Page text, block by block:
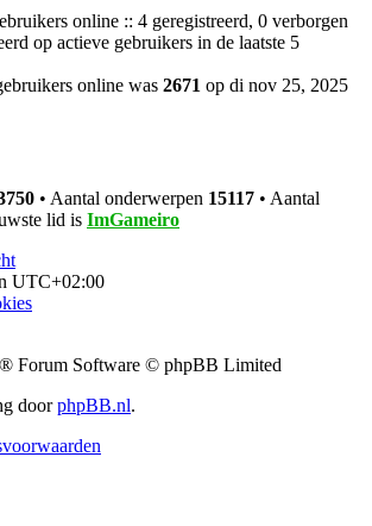
online :: 4 geregistreerd, 0 verborgen
op actieve gebruikers in de laatste 5
online was 2671 op di nov 25, 2025
• Aantal onderwerpen 15117 • Aantal
lid is ImGameiro
UTC+02:00
® Forum Software © phpBB Limited
doorphpBB.nl.